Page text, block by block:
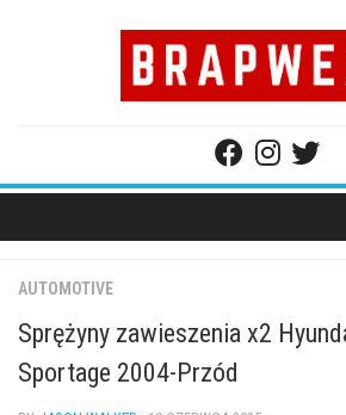
AUTOMOTIVE
Sprężyny zawieszenia x2
Sportage 2004-Przód